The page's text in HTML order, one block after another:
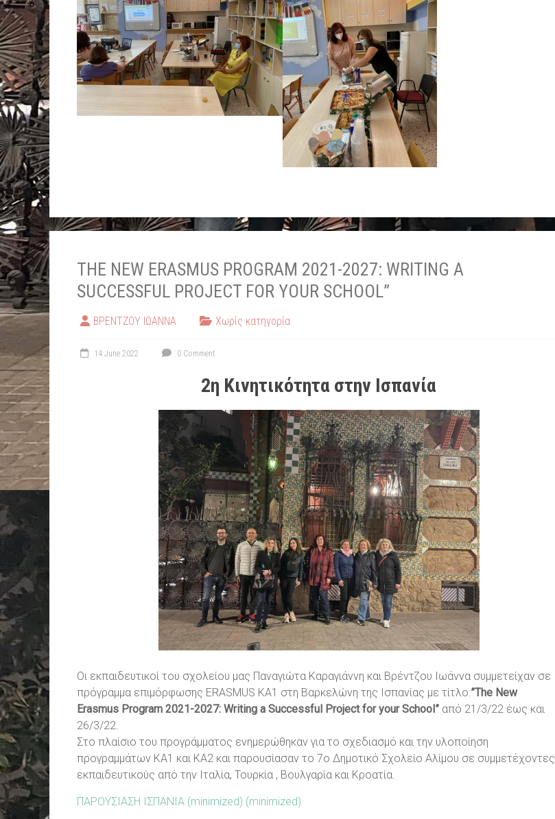
THE NEW ERASMUS PROGRAM 2021-2027: WRITING A
SUCCESSFUL PROJECT FOR YOUR SCHOOL”
ΒΡΕΝΤΖΟΥ ΙΩΑΝΝΑ Χωρίς κατηγορία
14 June 2022 0 Comment
2η Κινητικότητα στην Ισπανία
Οι εκπαιδευτικοί του σχολείου μας Παναγιώτα Καραγιάννη και Βρέντζου Ιωάννα συμμετείχαν σε
πρόγραμμα επιμόρφωσης ERASMUS ΚΑ1 στη Βαρκελώνη της Ισπανίας με τίτλο:”The New
Erasmus Program 2021-2027: Writing a Successful Project for your School” από 21/3/22 έως και
26/3/22.
Στο πλαίσιο του προγράμματος ενημερώθηκαν για το σχεδιασμό και την υλοποίηση
προγραμμάτων ΚΑ1 και ΚΑ2 και παρουσίασαν το 7o Δημοτικό Σχολείο Αλίμου σε συμμετέχοντες
εκπαιδευτικούς από την Ιταλία, Τουρκία , Βουλγαρία και Κροατία.
ΠΑΡΟΥΣΙΑΣΗ ΙΣΠΑΝΙΑ (minimized) (minimized)